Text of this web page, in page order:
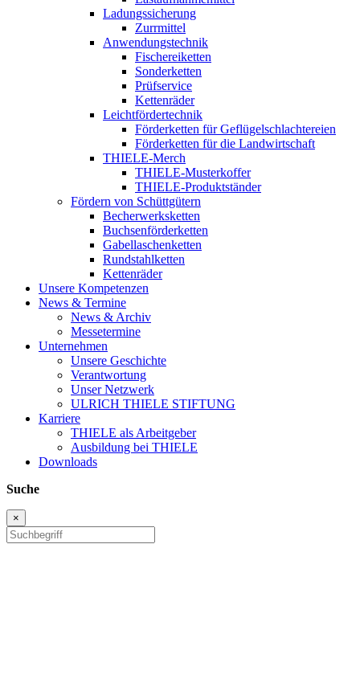
Ladungssicherung
Zurrmittel
Anwendungstechnik
Fischereiketten
Sonderketten
Prüfservice
Kettenräder
Leichtfördertechnik
Förderketten für Geflügelschlachtereien
Förderketten für die Landwirtschaft
THIELE-Merch
THIELE-Musterkoffer
THIELE-Produktständer
Fördern von Schüttgütern
Becherwerksketten
Buchsenförderketten
Gabellaschenketten
Rundstahlketten
Kettenräder
Unsere Kompetenzen
News & Termine
News & Archiv
Messetermine
Unternehmen
Unsere Geschichte
Verantwortung
Unser Netzwerk
ULRICH THIELE STIFTUNG
Karriere
THIELE als Arbeitgeber
Ausbildung bei THIELE
Downloads
Suche
×